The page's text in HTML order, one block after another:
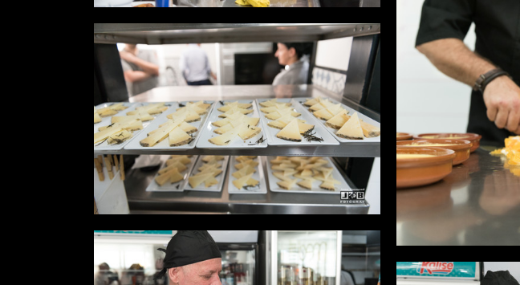
Desde
Desde 0,00 €